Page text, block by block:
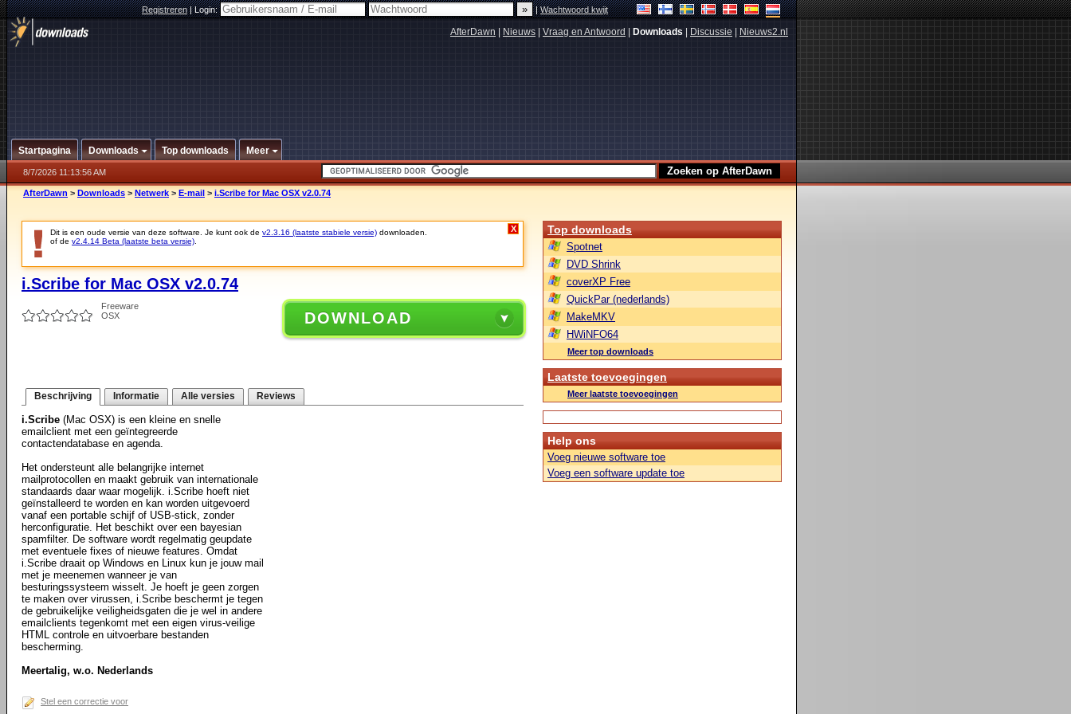
Registreren|Login: |Wachtwoord kwijt
AfterDawn Nieuws Vraag en Antwoord Downloads Discussie Nieuws2.nl
Startpagina Downloads Top downloads Meer
8/7/2026 11:13:56 AM
AfterDawn > Downloads > Netwerk > E-mail > i.Scribe for Mac OSX v2.0.74
Dit is een oude versie van deze software. Je kunt ook de v2.3.16 (laatste stabiele versie) downloaden.
of de v2.4.14 Beta (laatste beta versie)
X
i.Scribe for Mac OSX v2.0.74
Freeware
OSX
DOWNLOAD
Beschrijving Informatie Alle versies Reviews
i.Scribe (Mac OSX) is een kleine en snelle
emailclient met een geïntegreerde
contactendatabase en agenda.
Het ondersteunt alle belangrijke internet
mailprotocollen en maakt gebruik van internationale
standaards daar waar mogelijk. i.Scribe hoeft niet
geïnstalleerd te worden en kan worden uitgevoerd
vanaf een portable schijf of USB-stick, zonder
herconfiguratie. Het beschikt over een bayesian
spamfilter. De software wordt regelmatig geupdate
met eventuele fixes of nieuwe features. Omdat
i.Scribe draait op Windows en Linux kun je jouw mail
met je meenemen wanneer je van
besturingssysteem wisselt. Je hoeft je geen zorgen
te maken over virussen, i.Scribe beschermt je tegen
de gebruikelijke veiligheidsgaten die je wel in andere
emailclients tegenkomt met een eigen virus-veilige
HTML controle en uitvoerbare bestanden
bescherming.
Meertalig, w.o. Nederlands
Stel een correctie voor
Top downloads
Spotnet
DVD Shrink
coverXP Free
QuickPar (nederlands)
MakeMKV
HWiNFO64
Meer top downloads
Laatste toevoegingen
Meer laatste toevoegingen
Help ons
Voeg nieuwe software toe
Voeg een software update toe